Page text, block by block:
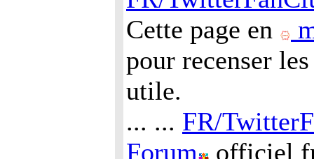
Cette page en
pour recenser
utile.
... ... FR/
Forum
officiel